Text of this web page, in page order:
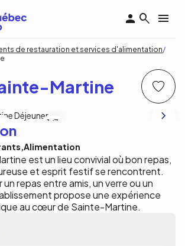
de restauration et services d'alimentation
Martine
1 /3
Alimentation
est un lieu convivial où bon repas,
et esprit festif se rencontrent.
repas entre amis, un verre ou un
propose une expérience
au cœur de Sainte-Martine.